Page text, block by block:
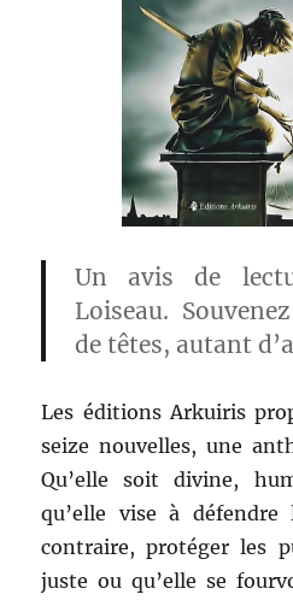
Un avis de
Loiseau.
de têtes, autant
Les éditions Arkuiris
seize nouvelles, une
Qu’elle soit divine,
qu’elle vise à
contraire, protéger les
juste ou qu’elle se